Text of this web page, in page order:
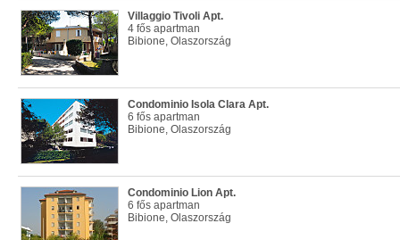
Villaggio Tivoli Apt.
4 fős apartman
Bibione, Olaszország
Condominio Isola Clara Apt.
6 fős apartman
Bibione, Olaszország
Condominio Lion Apt.
6 fős apartman
Bibione, Olaszország